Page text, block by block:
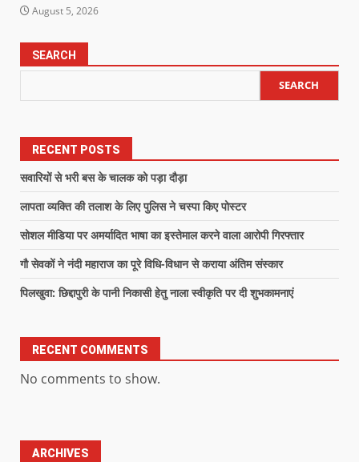
August 5, 2026
SEARCH
SEARCH
RECENT POSTS
सवारियों से भरी बस के चालक को पड़ा दौड़ा
लापता व्यक्ति की तलाश के लिए पुलिस ने चस्पा किए पोस्टर
सोशल मीडिया पर अमर्यादित भाषा का इस्तेमाल करने वाला आरोपी गिरफ्तार
गौ सेवकों ने नंदी महाराज का पूरे विधि-विधान से कराया अंतिम संस्कार
पिलखुवा: छिद्दापुरी के पानी निकासी हेतु नाला स्वीकृति पर दी शुभकामनाएं
RECENT COMMENTS
No comments to show.
ARCHIVES